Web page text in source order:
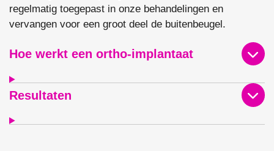
regelmatig toegepast in onze behandelingen en
vervangen voor een groot deel de buitenbeugel.
Hoe werkt een ortho-implantaat
Resultaten